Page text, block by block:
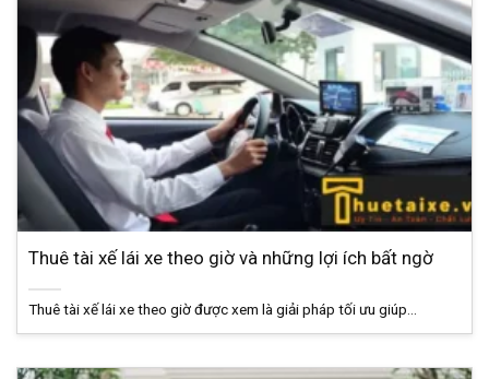
Thuê tài xế lái xe theo giờ và những lợi ích bất ngờ
Thuê tài xế lái xe theo giờ được xem là giải pháp tối ưu giúp...